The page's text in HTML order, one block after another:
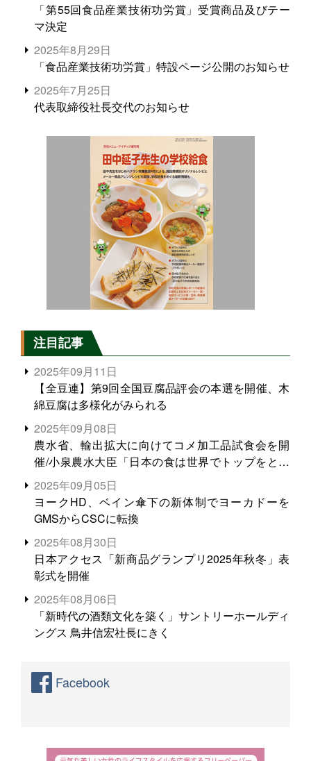
「第55回食品産業技術功労賞」受賞商品及びテー
マ決定
2025年8月29日
「食品産業技術功労賞」特設ページ公開のお知らせ
2025年7月25日
代表取締役社長交代のお知らせ
注目記事
2025年09月11日
【全豆連】第9回全国豆腐品評会の本選を開催、木
綿豆腐は多様化がみられる
2025年09月08日
農水省、輸出拡大に向けてコメ加工品試食会を開
催/小泉農水大臣「日本の食は世界でトップをとれ
る。米増産に向けて、米輸出需要の拡大を」
2025年09月05日
ヨークHD、ベイン傘下の新体制でヨーカドーを
GMSからCSCに転換
2025年08月30日
日本アクセス「新商品グランプリ2025年秋冬」表
彰式を開催
2025年08月06日
「新時代の酒類文化を築く」サントリーホールディ
ングス 鳥井信宏社長にきく
Facebook